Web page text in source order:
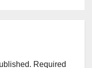
Required